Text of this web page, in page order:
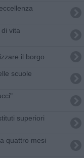
vita
il borgo
scuole
superiori
quattro mesi